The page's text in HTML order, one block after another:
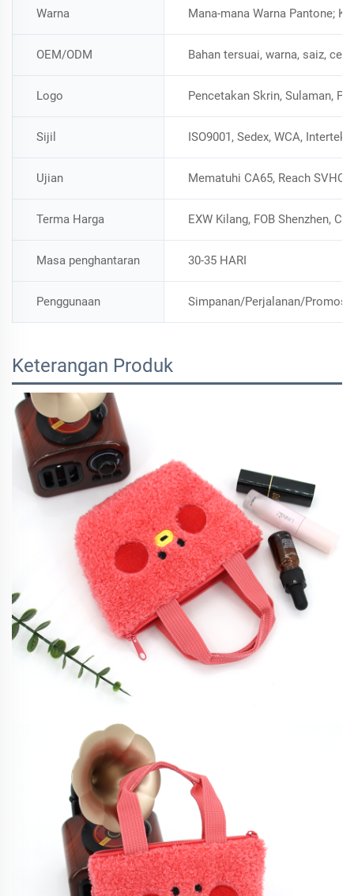
Warna Mana-mana Warna Pantone;
OEM/ODM Bahan tersuai, warna, saiz,
Logo Pencetakan Skrin, Sulaman,
Sijil ISO9001, Sedex, WCA, Intertek,
Ujian Mematuhi CA65, Reach SVHC
Terma Harga EXW Kilang, FOB Shenzhen,
Masa penghantaran 30-35 HARI
Penggunaan Simpanan/Perjalanan/
Keterangan Produk